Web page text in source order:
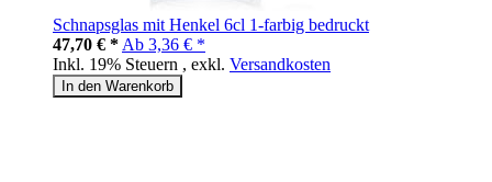
Schnapsglas mit Henkel 6cl 1-farbig bedruckt
47,70 € * Ab 3,36 € *
Inkl. 19% Steuern , exkl. Versandkosten
In den Warenkorb